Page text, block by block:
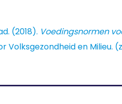
(2018). Voedingsnormen
Volksgezondheid en Milieu.